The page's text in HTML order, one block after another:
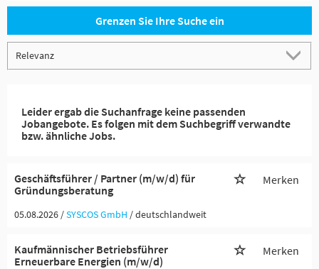
Grenzen Sie Ihre Suche ein
Leider ergab die Suchanfrage keine passenden
Jobangebote. Es folgen mit dem Suchbegriff verwandte
bzw. ähnliche Jobs.
Geschäftsführer / Partner (m/w/d) für
Gründungsberatung
Merken
05.08.2026 /SYSCOS GmbH / deutschlandweit
Kaufmännischer Betriebsführer
Erneuerbare Energien (m/w/d)
Merken